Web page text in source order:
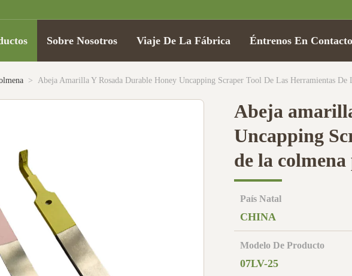
Sobre Nosotros Viaje De La Fábrica Éntrenos En
> Abeja Amarilla Y Rosada Durable Honey Uncapping Scraper Tool De Las Herramientas De
Abeja
Uncapping
de la
País Natal
CHINA
Modelo De Producto
07LV-25